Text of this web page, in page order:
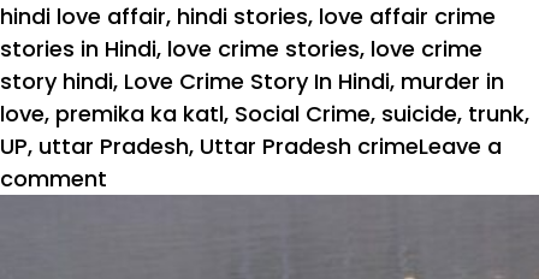
hindi love affair, hindi stories, love affair crime
stories in Hindi, love crime stories, love crime
story hindi, Love Crime Story In Hindi, murder in
love, premika ka katl, Social Crime, suicide, trunk,
UP, uttar Pradesh, Uttar Pradesh crimeLeave a
comment